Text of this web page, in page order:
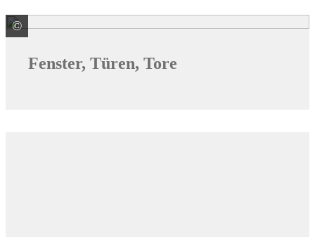
© © Monkey Business / stock.adobe.com
Fenster, Türen, Tore